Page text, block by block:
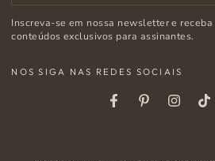
o
e-
Inscreva-se em nossa newsletter e
conteúdos exclusivos para assinantes.
NOS SIGA NAS REDES SOCIAIS
FacebookPinterestInstagram